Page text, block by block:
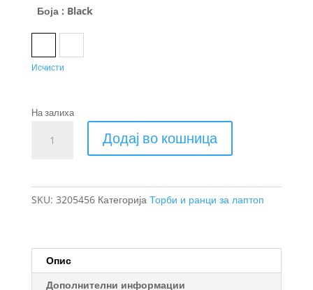
Боја : Black
Исчисти
На залиха
Lithos
Додај во кошница
SKU: 3205456 Категорија Торби и ранци за лаптоп
Опис
Дополнителни информации